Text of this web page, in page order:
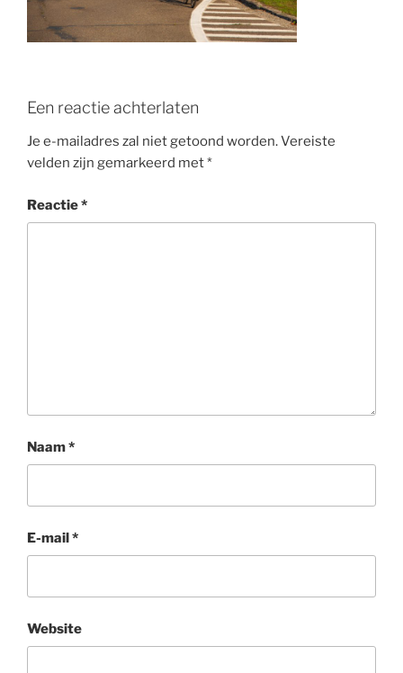
k
Een reactie achterlaten
Je e-mailadres zal niet getoond worden.Vereiste
velden zijn gemarkeerd met*
Reactie*
Naam*
E-mail*
Website